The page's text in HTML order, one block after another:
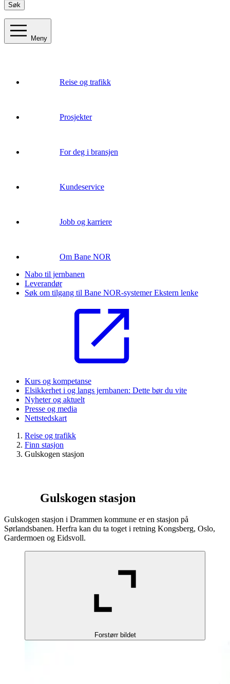
Søk
Meny
Reise og trafikk
Prosjekter
For deg i bransjen
Kundeservice
Jobb og karriere
Om Bane NOR
Nabo til jernbanen
Leverandør
Søk om tilgang til Bane NOR-systemerEkstern lenke
Kurs og kompetanse
Elsikkerhet i og langs jernbanen: Dette bør du vite
Nyheter og aktuelt
Presse og media
Nettstedskart
Reise og trafikk
Finn stasjon
Gulskogen stasjon
Gulskogen stasjon
Gulskogen stasjon i Drammen kommune er en stasjon på
Sørlandsbanen. Herfra kan du ta toget i retning Kongsberg, Oslo,
Gardermoen og Eidsvoll.
Forstørr bildet